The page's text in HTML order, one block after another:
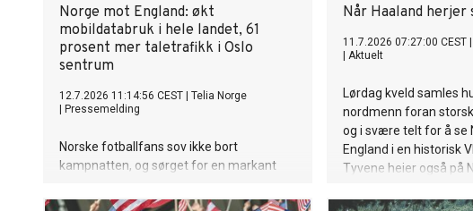
Norge mot England: økt
mobildatabruk i hele landet, 61
prosent mer taletrafikk i Oslo
sentrum
12.7.2026 11:14:56 CEST
Telia Norge
Pressemelding
Norske fotballfans sov ikke bort
kampnatten, og sørget for en markant
kvartfinalekamp mot England i Miami
Når Haaland
11.7.2026 07:27:00 CEST
Aktuelt
Lørdag kveld samles
nordmenn foran
og i svære telt for å se
England i en historisk
Tyvene heier også på